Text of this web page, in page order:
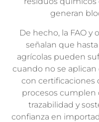
generan
De hecho, la FAO
señalan que
agrícolas pueden
cuando no se
con certificaciones
procesos cumplen
trazabilidad y
confianza en